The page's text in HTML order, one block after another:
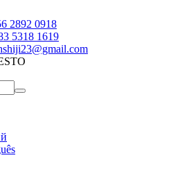
2892 0918
5318 1619